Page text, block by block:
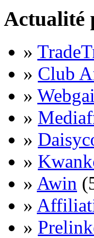
Actualité
»
» Club
»
»
»
»
» Awin
»
»